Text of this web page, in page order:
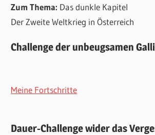
Zum Thema: Das dunkle Kapitel
Der Zweite Weltkrieg in Österreich
Challenge der unbeugsamen
Meine Fortschritte
Dauer-Challenge wider das